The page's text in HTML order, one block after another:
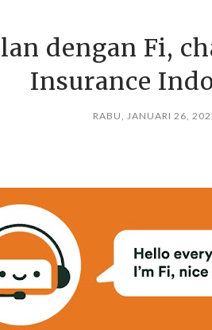
dengan Fi,
Insurance
RABU, JANUARI 26,